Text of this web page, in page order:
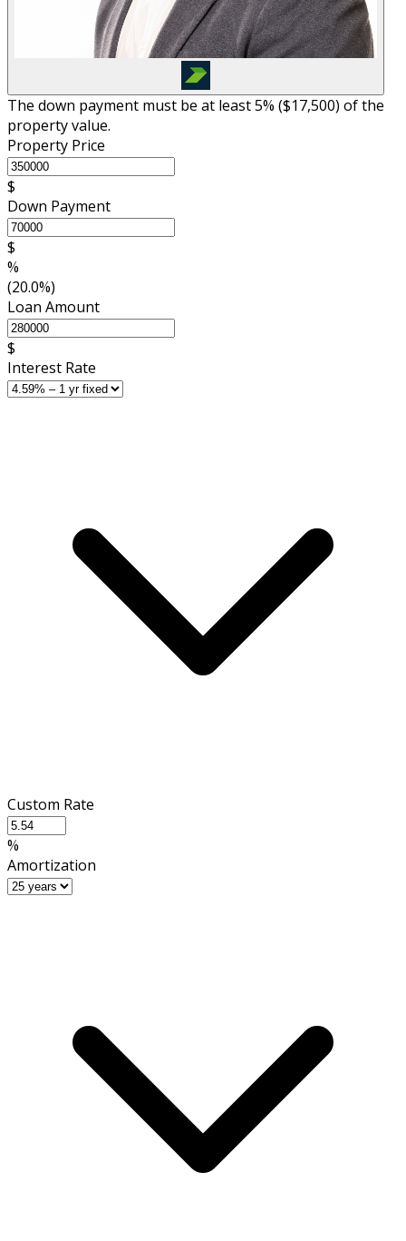
The down payment must be at least 5% ($17,500) of the
property value.
Property Price
$
Down Payment
$
%
(20.0%)
Loan Amount
$
Interest Rate
Custom Rate
%
Amortization